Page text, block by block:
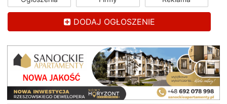
DODAJ OGŁOSZENIE